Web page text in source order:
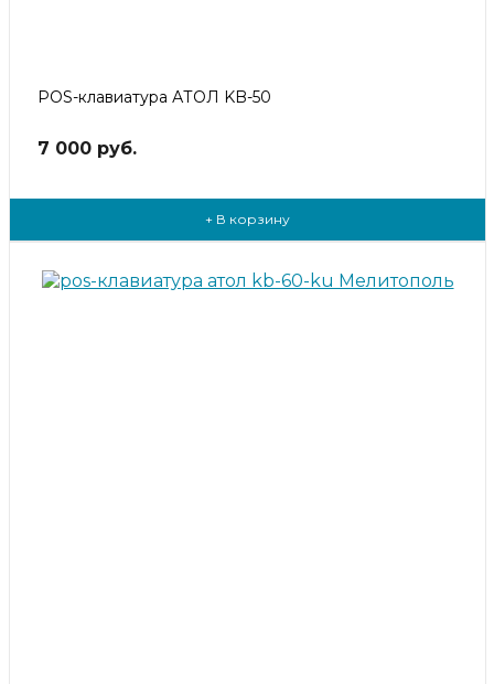
POS-клавиатура АТОЛ KB-50
7 000 руб.
+ В корзину